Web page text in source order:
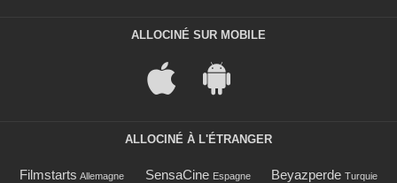
ALLOCINÉ SUR MOBILE
ALLOCINÉ À L'ÉTRANGER
Filmstarts Allemagne SensaCine Espagne Beyazperde Turquie